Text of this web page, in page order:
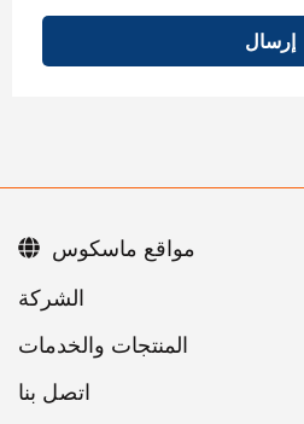
إرسال
اتصل بنا
مواقع ماسكوس